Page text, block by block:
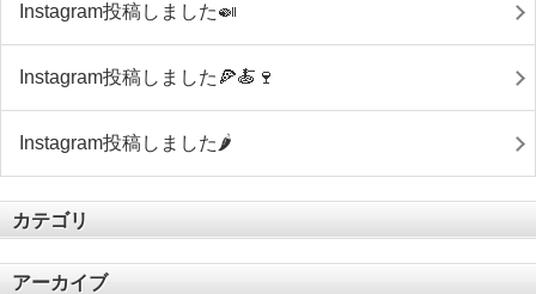
Instagram投稿しました🍛
Instagram投稿しました🍕🍝🍷
Instagram投稿しました🌶
カテゴリ
アーカイブ